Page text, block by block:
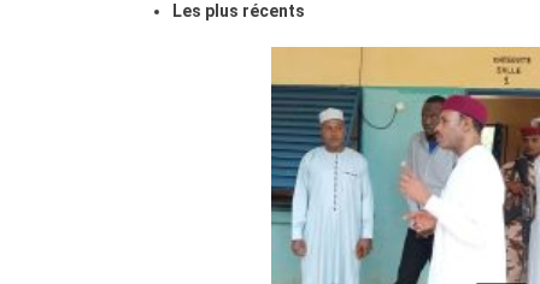
Les plus récents